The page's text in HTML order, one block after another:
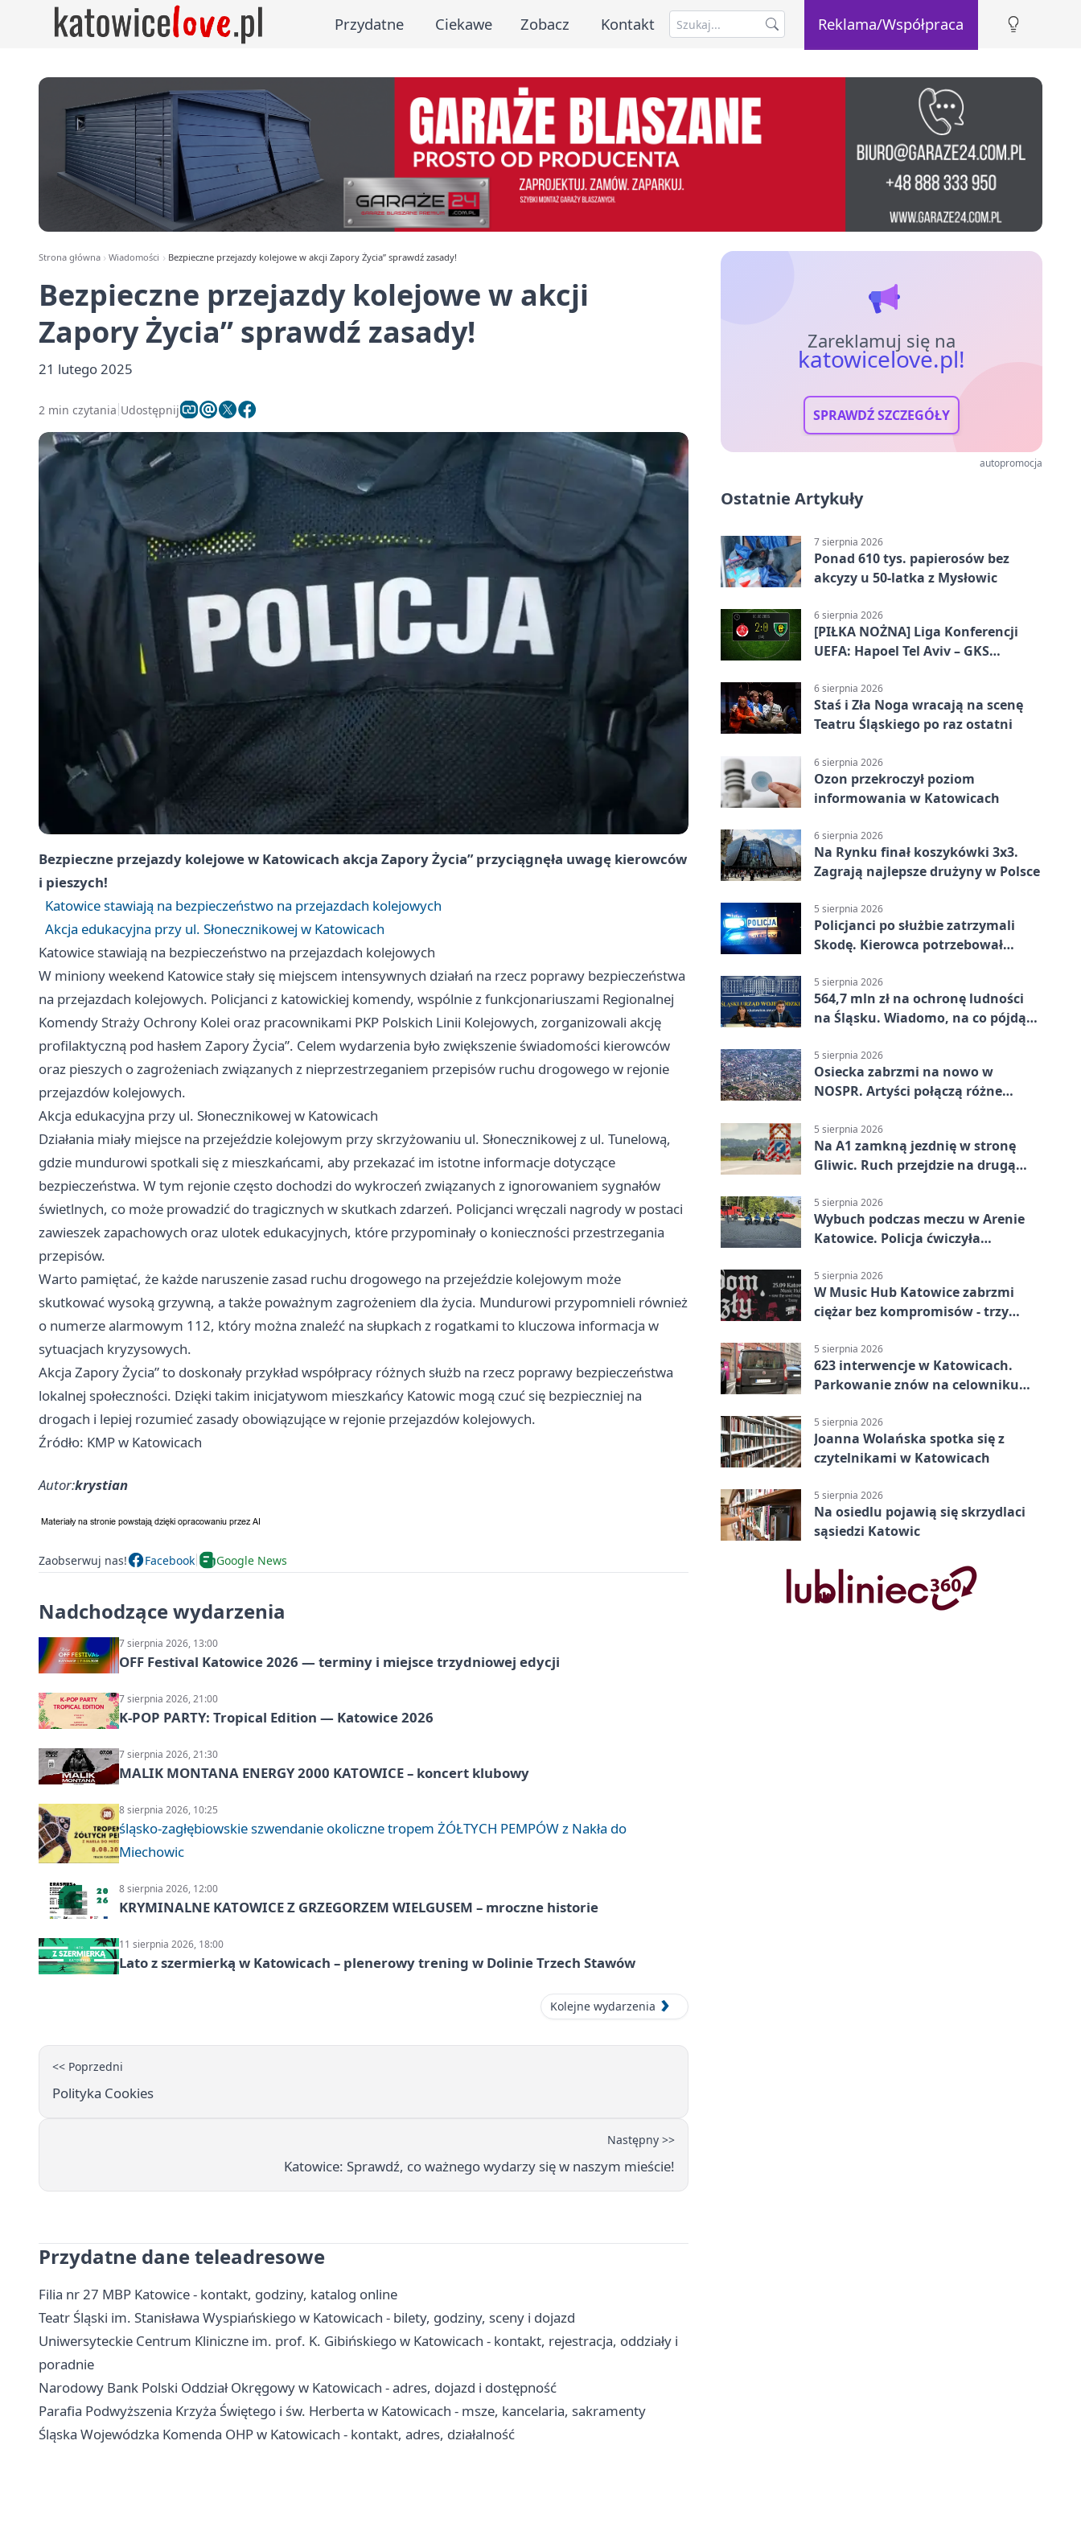
Przydatne Ciekawe Zobacz Kontakt Reklama/Współpraca
Strona główna Wiadomości Bezpieczne przejazdy kolejowe w akcji Zapory Życia” sprawdź zasady!
Bezpieczne przejazdy kolejowe w akcji
Zapory Życia” sprawdź zasady!
21 lutego 2025
2 min czytania Udostępnij
Bezpieczne przejazdy kolejowe w Katowicach akcja Zapory Życia” przyciągnęła uwagę kierowców
i pieszych!
Katowice stawiają na bezpieczeństwo na przejazdach kolejowych
Akcja edukacyjna przy ul. Słonecznikowej w Katowicach
Katowice stawiają na bezpieczeństwo na przejazdach kolejowych
W miniony weekend Katowice stały się miejscem intensywnych działań na rzecz poprawy bezpieczeństwa
na przejazdach kolejowych. Policjanci z katowickiej komendy, wspólnie z funkcjonariuszami Regionalnej
Komendy Straży Ochrony Kolei oraz pracownikami PKP Polskich Linii Kolejowych, zorganizowali akcję
profilaktyczną pod hasłem Zapory Życia”. Celem wydarzenia było zwiększenie świadomości kierowców
oraz pieszych o zagrożeniach związanych z nieprzestrzeganiem przepisów ruchu drogowego w rejonie
przejazdów kolejowych.
Akcja edukacyjna przy ul. Słonecznikowej w Katowicach
Działania miały miejsce na przejeździe kolejowym przy skrzyżowaniu ul. Słonecznikowej z ul. Tunelową,
gdzie mundurowi spotkali się z mieszkańcami, aby przekazać im istotne informacje dotyczące
bezpieczeństwa. W tym rejonie często dochodzi do wykroczeń związanych z ignorowaniem sygnałów
świetlnych, co może prowadzić do tragicznych w skutkach zdarzeń. Policjanci wręczali nagrody w postaci
zawieszek zapachowych oraz ulotek edukacyjnych, które przypominały o konieczności przestrzegania
przepisów.
Warto pamiętać, że każde naruszenie zasad ruchu drogowego na przejeździe kolejowym może
skutkować wysoką grzywną, a także poważnym zagrożeniem dla życia. Mundurowi przypomnieli również
o numerze alarmowym 112, który można znaleźć na słupkach z rogatkami to kluczowa informacja w
sytuacjach kryzysowych.
Akcja Zapory Życia” to doskonały przykład współpracy różnych służb na rzecz poprawy bezpieczeństwa
lokalnej społeczności. Dzięki takim inicjatywom mieszkańcy Katowic mogą czuć się bezpieczniej na
drogach i lepiej rozumieć zasady obowiązujące w rejonie przejazdów kolejowych.
Źródło: KMP w Katowicach
Autor:krystian
Zaobserwuj nas! Facebook Google News
Nadchodzące wydarzenia
7 sierpnia 2026, 13:00
OFF Festival Katowice 2026 — terminy i miejsce trzydniowej edycji
7 sierpnia 2026, 21:00
K-POP PARTY: Tropical Edition — Katowice 2026
7 sierpnia 2026, 21:30
MALIK MONTANA ENERGY 2000 KATOWICE – koncert klubowy
8 sierpnia 2026, 10:25
śląsko-zagłębiowskie szwendanie okoliczne tropem ŻÓŁTYCH PEMPÓW z Nakła do
Miechowic
8 sierpnia 2026, 12:00
KRYMINALNE KATOWICE Z GRZEGORZEM WIELGUSEM – mroczne historie
11 sierpnia 2026, 18:00
Lato z szermierką w Katowicach – plenerowy trening w Dolinie Trzech Stawów
Kolejne wydarzenia
<< Poprzedni
Polityka Cookies
Następny >>
Katowice: Sprawdź, co ważnego wydarzy się w naszym mieście!
Przydatne dane teleadresowe
Filia nr 27 MBP Katowice - kontakt, godziny, katalog online
Teatr Śląski im. Stanisława Wyspiańskiego w Katowicach - bilety, godziny, sceny i dojazd
Uniwersyteckie Centrum Kliniczne im. prof. K. Gibińskiego w Katowicach - kontakt, rejestracja, oddziały i
poradnie
Narodowy Bank Polski Oddział Okręgowy w Katowicach - adres, dojazd i dostępność
Parafia Podwyższenia Krzyża Świętego i św. Herberta w Katowicach - msze, kancelaria, sakramenty
Śląska Wojewódzka Komenda OHP w Katowicach - kontakt, adres, działalność
Zareklamuj się na
katowicelove.pl!
SPRAWDŹ SZCZEGÓŁY
autopromocja
Ostatnie Artykuły
7 sierpnia 2026
Ponad 610 tys. papierosów bez
akcyzy u 50-latka z Mysłowic
6 sierpnia 2026
[PIŁKA NOŻNA] Liga Konferencji
UEFA: Hapoel Tel Aviv – GKS
rundy kwalifikacyjnej
6 sierpnia 2026
Staś i Zła Noga wracają na scenę
Teatru Śląskiego po raz ostatni
6 sierpnia 2026
Ozon przekroczył poziom
informowania w Katowicach
6 sierpnia 2026
Na Rynku finał koszykówki 3x3.
Zagrają najlepsze drużyny w Polsce
5 sierpnia 2026
Policjanci po służbie zatrzymali
Skodę. Kierowca potrzebował
5 sierpnia 2026
564,7 mln zł na ochronę ludności
na Śląsku. Wiadomo, na co pójdą
5 sierpnia 2026
Osiecka zabrzmi na nowo w
NOSPR. Artyści połączą różne
5 sierpnia 2026
Na A1 zamkną jezdnię w stronę
Gliwic. Ruch przejdzie na drugą
5 sierpnia 2026
Wybuch podczas meczu w Arenie
Katowice. Policja ćwiczyła
5 sierpnia 2026
W Music Hub Katowice zabrzmi
ciężar bez kompromisów - trzy
5 sierpnia 2026
623 interwencje w Katowicach.
Parkowanie znów na celowniku
5 sierpnia 2026
Joanna Wolańska spotka się z
czytelnikami w Katowicach
5 sierpnia 2026
Na osiedlu pojawią się skrzydlaci
sąsiedzi Katowic